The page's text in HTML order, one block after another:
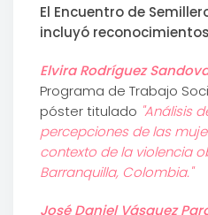
El Encuentro de
incluyó
Elvira Rodríguez
Programa de Trabajo
póster titulado "Análisis
percepciones de las
contexto de la violencia
Barranquilla, Colombia."
José Daniel Vásquez